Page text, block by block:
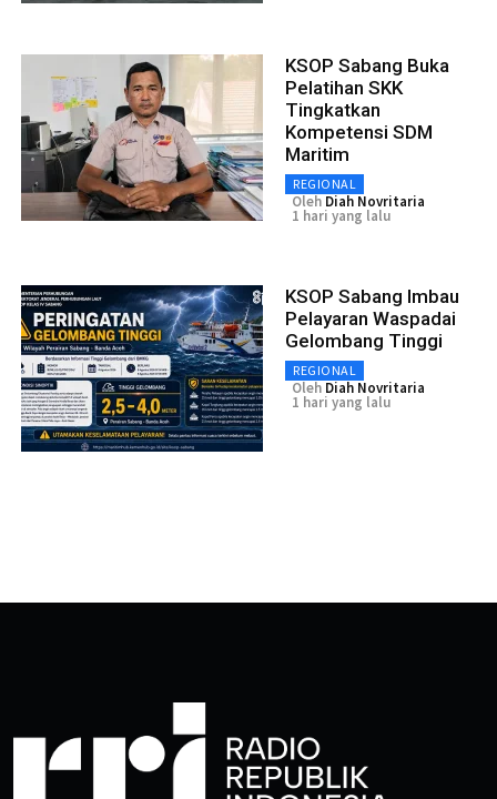
KSOP Sabang Buka
Pelatihan SKK
Tingkatkan
Kompetensi SDM
Maritim
REGIONAL
Oleh Diah Novritaria
1 hari yang lalu
KSOP Sabang Imbau
Pelayaran Waspadai
Gelombang Tinggi
REGIONAL
Oleh Diah Novritaria
1 hari yang lalu